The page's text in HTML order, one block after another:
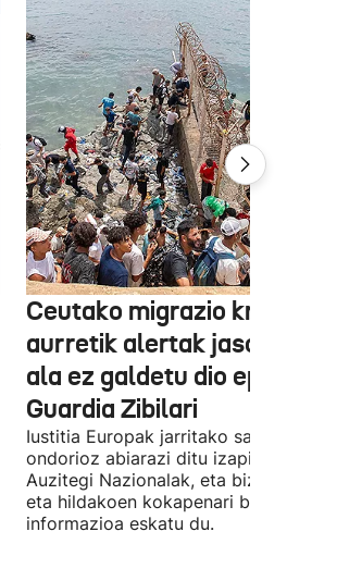
Ceutako migrazio krisiaren
aurretik alertak jaso zituen
ala ez galdetu dio epaileak
Guardia Zibilari
Iustitia Europak jarritako salaketaren
ondorioz abiarazi ditu izapideak
Auzitegi Nazionalak, eta bizi direnen
eta hildakoen kokapenari buruzko
informazioa eskatu du.